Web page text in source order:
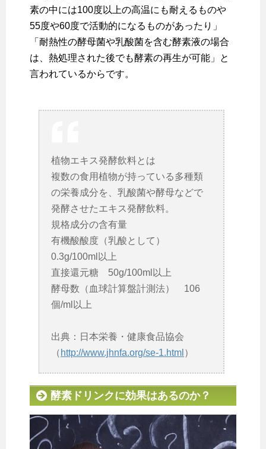
素の中には100度以上の高温にも耐えるものや
55度や60度で活動的になるものがあったり」
「耐熱性の酵母菌や乳酸菌を含む酵素液の場合
は、熱処理された後でも酵素の再生が可能」と
言われているからです。
植物エキス発酵飲料とは
複数の食用植物が持っている多種類
の栄養成分を、乳酸菌や酵母などで
発酵させたエキス発酵飲料。
規格成分の含有量
有機酸酸度（乳酸として）
0.3g/100ml以上
直接還元糖 50g/100ml以上
酵母数（血球計算盤計測法） 106
個/ml以上
出典：日本栄養・健康食品協会
（ http://www.jhnfa.org/se-1.html ）
酵素ドリンクに効果はあるのか？